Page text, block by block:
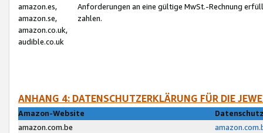
amazon.es,
amazon.se,
amazon.co.uk,
audible.co.uk
Anforderungen an eine gültige MwSt.-Rechnung
zahlen.
ANHANG 4: DATENSCHUTZERKLÄRUNG FÜR DIE
Amazon-Website
amazon.com.be